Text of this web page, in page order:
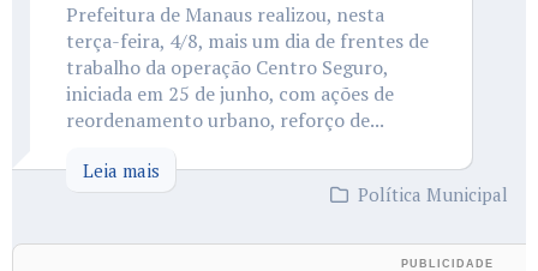
Prefeitura de Manaus realizou, nesta
terça-feira, 4/8, mais um dia de frentes de
trabalho da operação Centro Seguro,
iniciada em 25 de junho, com ações de
reordenamento urbano, reforço de...
Leia mais
Política Municipal